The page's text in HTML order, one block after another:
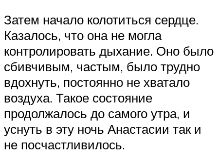
Затем начало колотиться сердце.
Казалось, что она не могла
контролировать дыхание. Оно было
сбивчивым, частым, было трудно
вдохнуть, постоянно не хватало
воздуха. Такое состояние
продолжалось до самого утра, и
уснуть в эту ночь Анастасии так и
не посчастливилось.